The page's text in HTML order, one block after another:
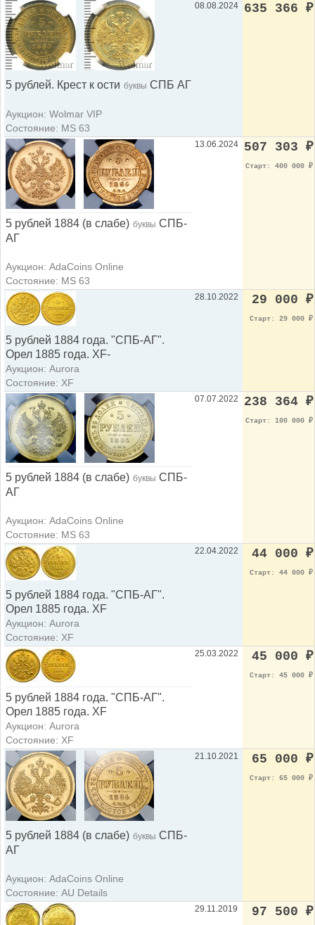
5 рублей. Крест к ости буквы СПБ АГ
Аукцион: Wolmar VIP
Состояние: MS 63
08.08.2024 635 366 ₽
5 рублей 1884 (в слабе) буквы СПБ-
АГ
Аукцион: AdaCoins Online
Состояние: MS 63
13.06.2024 507 303 ₽
Старт: 400 000 ₽
5 рублей 1884 года. "СПБ-АГ".
Орел 1885 года. XF-
Аукцион: Aurora
Состояние: XF
28.10.2022 29 000 ₽
Старт: 29 000 ₽
5 рублей 1884 (в слабе) буквы СПБ-
АГ
Аукцион: AdaCoins Online
Состояние: MS 63
07.07.2022 238 364 ₽
Старт: 100 000 ₽
5 рублей 1884 года. "СПБ-АГ".
Орел 1885 года. XF
Аукцион: Aurora
Состояние: XF
22.04.2022 44 000 ₽
Старт: 44 000 ₽
5 рублей 1884 года. "СПБ-АГ".
Орел 1885 года. XF
Аукцион: Aurora
Состояние: XF
25.03.2022 45 000 ₽
Старт: 45 000 ₽
5 рублей 1884 (в слабе) буквы СПБ-
АГ
Аукцион: AdaCoins Online
Состояние: AU Details
21.10.2021 65 000 ₽
Старт: 65 000 ₽
29.11.2019 97 500 ₽